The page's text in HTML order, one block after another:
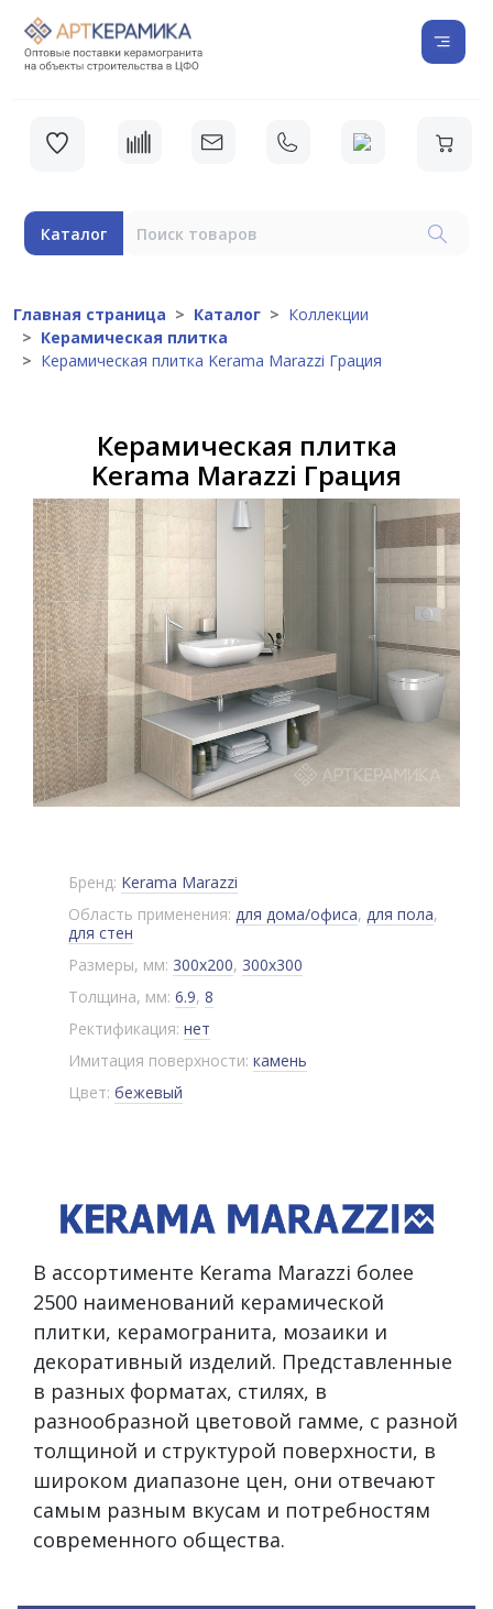
Каталог
Главная страница Каталог
Коллекции
Керамическая плитка
Керамическая плитка Kerama Marazzi Грация
Керамическая плитка
Kerama Marazzi Грация
Бренд: Kerama Marazzi
Область применения: для дома/офиса, для пола,
для стен
Размеры, мм: 300x200, 300x300
Толщина, мм: 6.9, 8
Ректификация: нет
Имитация поверхности: камень
Цвет: бежевый
В ассортименте Kerama Marazzi более
2500 наименований керамической
плитки, керамогранита, мозаики и
декоративный изделий. Представленные
в разных форматах, стилях, в
разнообразной цветовой гамме, с разной
толщиной и структурой поверхности, в
широком диапазоне цен, они отвечают
самым разным вкусам и потребностям
современного общества.